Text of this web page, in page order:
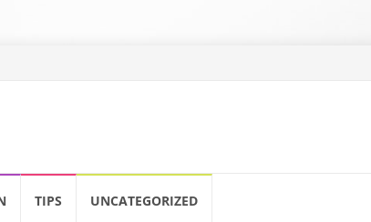
TIPS UNCATEGORIZED